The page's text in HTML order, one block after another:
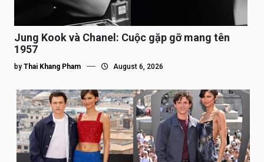
Jung Kook và Chanel: Cuộc gặp gỡ mang tên
1957
by Thai Khang Pham August 6, 2026